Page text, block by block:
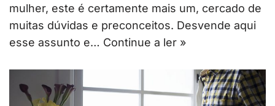
mulher, este é certamente mais um, cercado de
muitas dúvidas e preconceitos. Desvende aqui
esse assunto e… Continue a ler »